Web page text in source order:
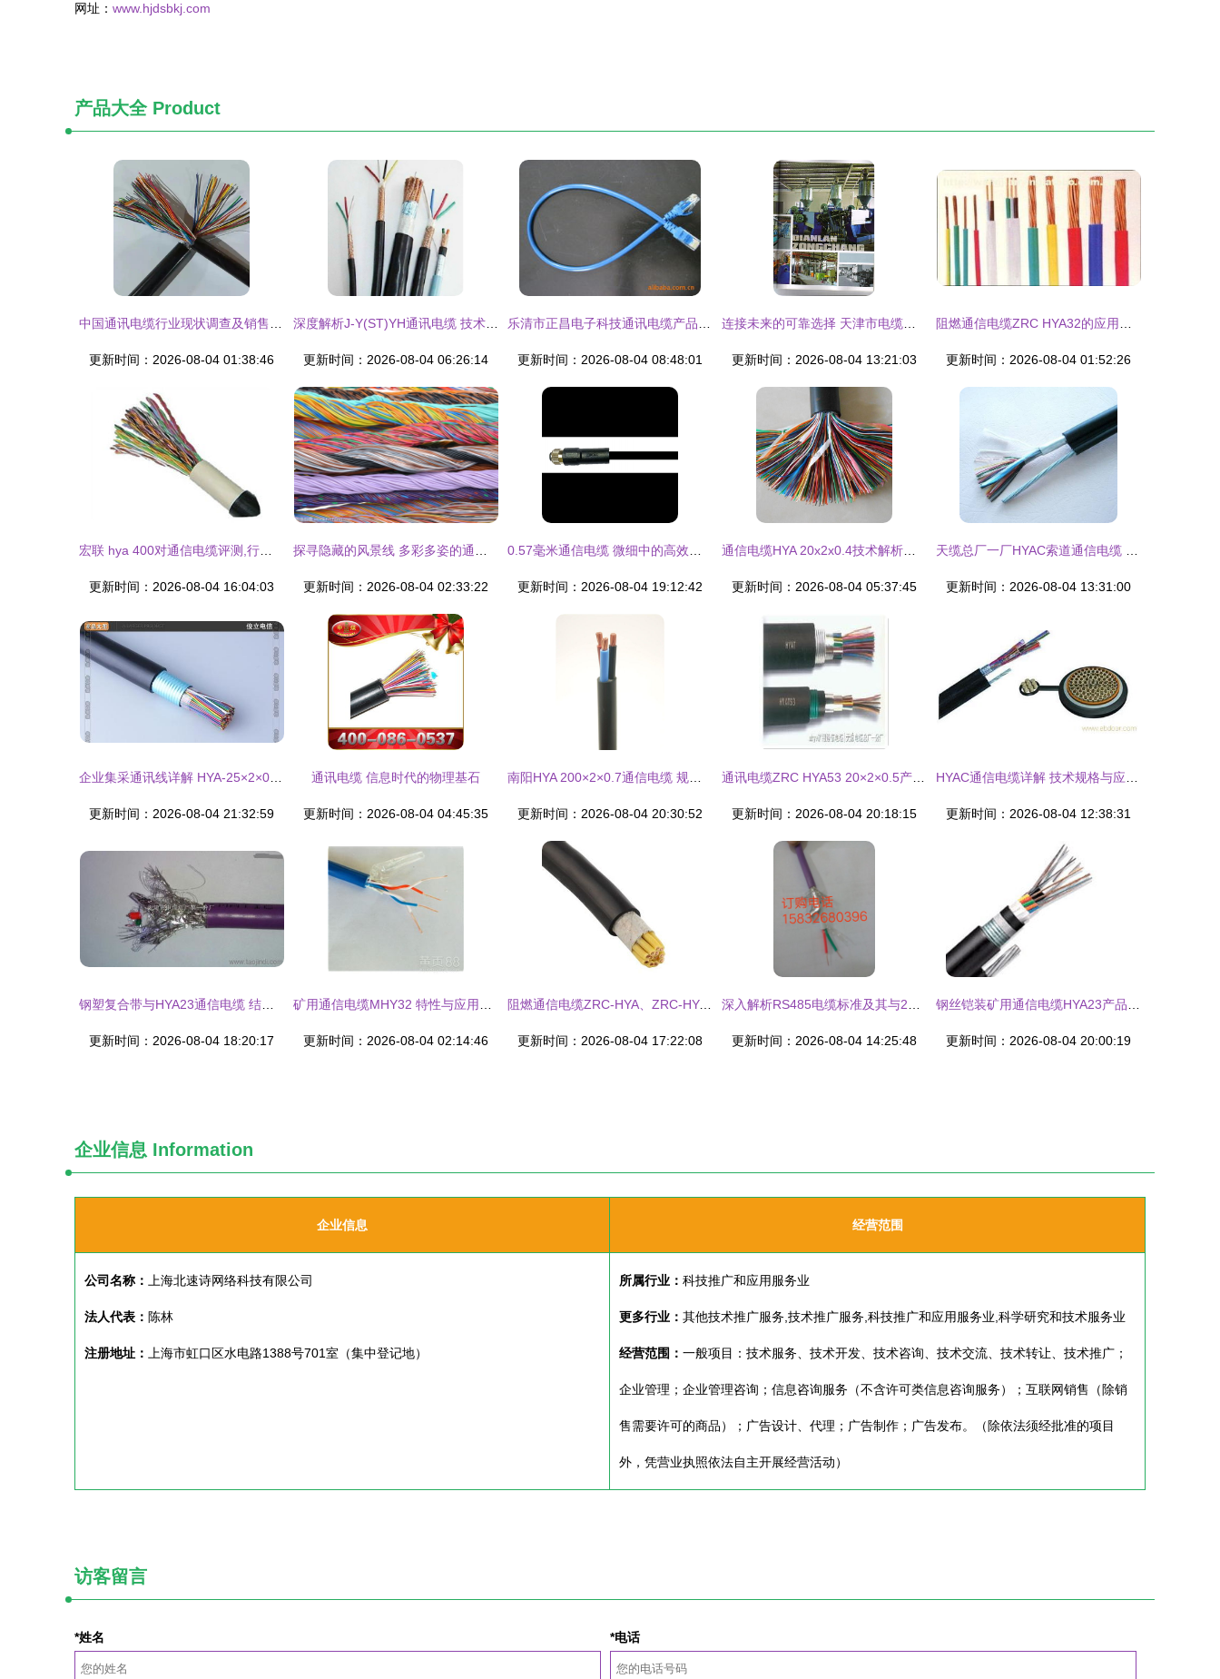
网址： www.hjdsbkj.com
产品大全Product
更新时间：2026-08-04 01:38:46 更新时间：2026-08-04 06:26:14 更新时间：2026-08-04 08:48:01 更新时间：2026-08-04 13:21:03 更新时间：2026-08-04 01:52:26
更新时间：2026-08-04 16:04:03 更新时间：2026-08-04 02:33:22 更新时间：2026-08-04 19:12:42 更新时间：2026-08-04 05:37:45 更新时间：2026-08-04 13:31:00
更新时间：2026-08-04 21:32:59
通讯电缆 信息时代的物理基石
更新时间：2026-08-04 04:45:35 更新时间：2026-08-04 20:30:52 更新时间：2026-08-04 20:18:15 更新时间：2026-08-04 12:38:31
更新时间：2026-08-04 18:20:17 更新时间：2026-08-04 02:14:46
阻燃通信电缆ZRC-HYA、ZRC-HYAT与ZR-HYA的性能与应用解析
更新时间：2026-08-04 17:22:08 更新时间：2026-08-04 14:25:48 更新时间：2026-08-04 20:00:19
企业信息 Information
企业信息 经营范围
公司名称： 上海北速诗网络科技有限公司
法人代表： 陈林
注册地址： 上海市虹口区水电路1388号701室（集中登记地）
所属行业： 科技推广和应用服务业
更多行业： 其他技术推广服务,技术推广服务,科技推广和应用服务业,科学研究和技术服务业
经营范围： 一般项目：技术服务、技术开发、技术咨询、技术交流、技术转让、技术推广；
企业管理；企业管理咨询；信息咨询服务（不含许可类信息咨询服务）；互联网销售（除销
售需要许可的商品）；广告设计、代理；广告制作；广告发布。（除依法须经批准的项目
外，凭营业执照依法自主开展经营活动）
访客留言
*姓名 *电话